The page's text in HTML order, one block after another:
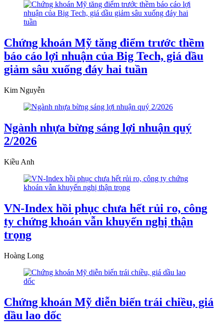
Chứng khoán Mỹ tăng điểm trước thềm
báo cáo lợi nhuận của Big Tech, giá dầu
giảm sâu xuống đáy hai tuần
Kim Nguyễn
Ngành nhựa bừng sáng lợi nhuận quý
2/2026
Kiều Anh
VN-Index hồi phục chưa hết rủi ro, công
ty chứng khoán vẫn khuyến nghị thận
trọng
Hoàng Long
Chứng khoán Mỹ diễn biến trái chiều, giá
dầu lao dốc